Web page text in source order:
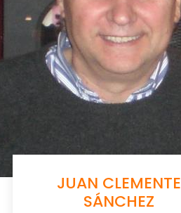
JUAN CLEMENTE
SÁNCHEZ